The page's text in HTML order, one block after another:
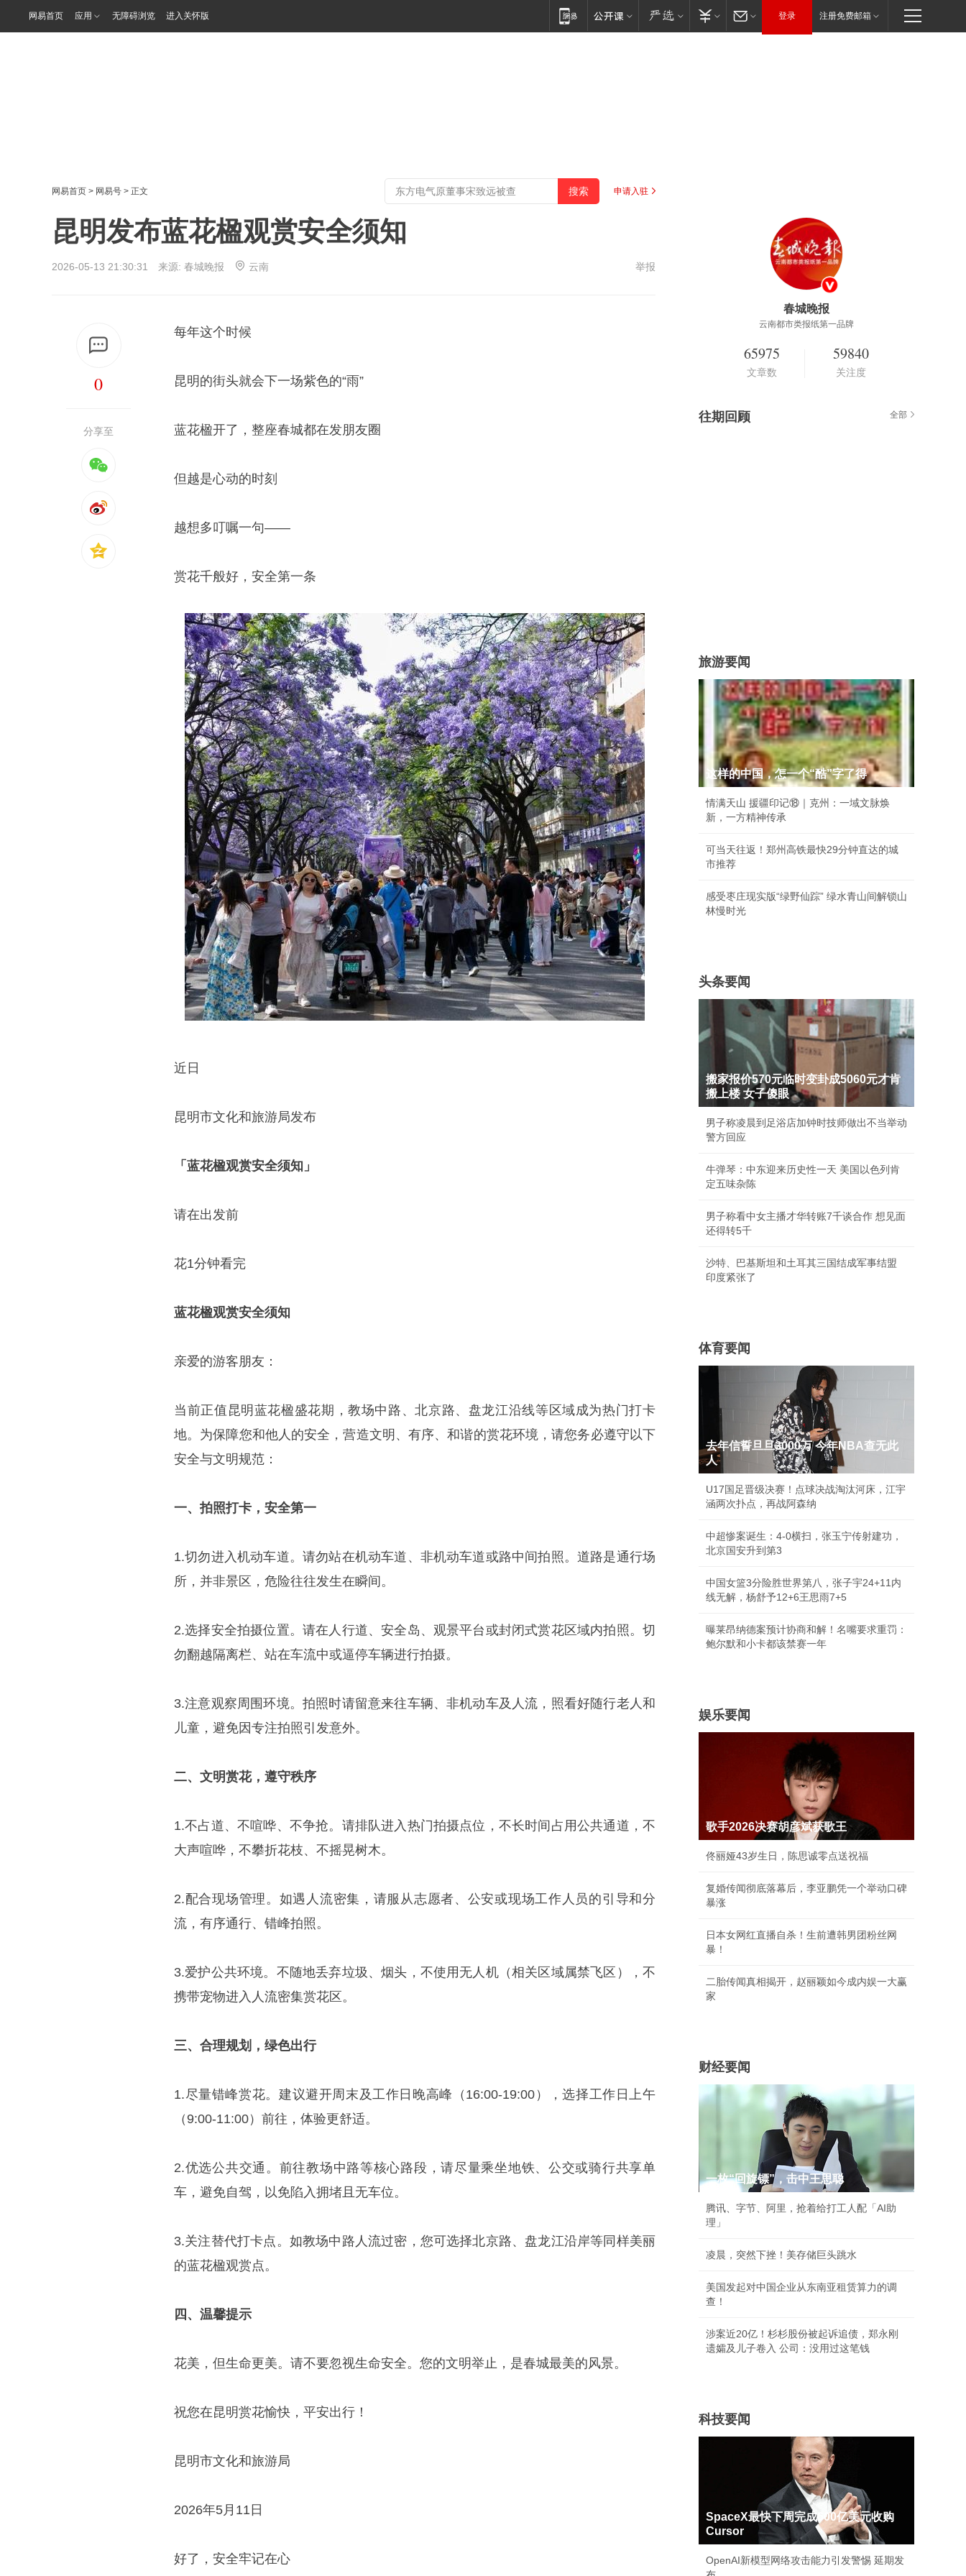
网易首页 应用 无障碍浏览 进入关怀版 登录 注册免费邮箱
网易首页 > 网易号 > 正文 申请入驻
昆明发布蓝花楹观赏安全须知
2026-05-13 21:30:31 来源: 春城晚报 云南 举报
0
分享至
每年这个时候
昆明的街头就会下一场紫色的“雨”
蓝花楹开了，整座春城都在发朋友圈
但越是心动的时刻
越想多叮嘱一句——
赏花千般好，安全第一条
近日
昆明市文化和旅游局发布
「蓝花楹观赏安全须知」
请在出发前
花1分钟看完
蓝花楹观赏安全须知
亲爱的游客朋友：
当前正值昆明蓝花楹盛花期，教场中路、北京路、盘龙江沿线等区域成为热门打卡
地。为保障您和他人的安全，营造文明、有序、和谐的赏花环境，请您务必遵守以下
安全与文明规范：
一、拍照打卡，安全第一
1.切勿进入机动车道。请勿站在机动车道、非机动车道或路中间拍照。道路是通行场
所，并非景区，危险往往发生在瞬间。
2.选择安全拍摄位置。请在人行道、安全岛、观景平台或封闭式赏花区域内拍照。切
勿翻越隔离栏、站在车流中或逼停车辆进行拍摄。
3.注意观察周围环境。拍照时请留意来往车辆、非机动车及人流，照看好随行老人和
儿童，避免因专注拍照引发意外。
二、文明赏花，遵守秩序
1.不占道、不喧哗、不争抢。请排队进入热门拍摄点位，不长时间占用公共通道，不
大声喧哗，不攀折花枝、不摇晃树木。
2.配合现场管理。如遇人流密集，请服从志愿者、公安或现场工作人员的引导和分
流，有序通行、错峰拍照。
3.爱护公共环境。不随地丢弃垃圾、烟头，不使用无人机（相关区域属禁飞区），不
携带宠物进入人流密集赏花区。
三、合理规划，绿色出行
1.尽量错峰赏花。建议避开周末及工作日晚高峰（16:00-19:00），选择工作日上午
（9:00-11:00）前往，体验更舒适。
2.优选公共交通。前往教场中路等核心路段，请尽量乘坐地铁、公交或骑行共享单
车，避免自驾，以免陷入拥堵且无车位。
3.关注替代打卡点。如教场中路人流过密，您可选择北京路、盘龙江沿岸等同样美丽
的蓝花楹观赏点。
四、温馨提示
花美，但生命更美。请不要忽视生命安全。您的文明举止，是春城最美的风景。
祝您在昆明赏花愉快，平安出行！
昆明市文化和旅游局
2026年5月11日
好了，安全牢记在心
春城晚报
云南都市类报纸第一品牌
65975
文章数
59840
关注度
往期回顾 全部
旅游要闻
这样的中国，怎一个“酷”字了得
情满天山 援疆印记⑱｜克州：一域文脉焕
新，一方精神传承
可当天往返！郑州高铁最快29分钟直达的城
市推荐
感受枣庄现实版“绿野仙踪” 绿水青山间解锁山
林慢时光
头条要闻
搬家报价570元临时变卦成5060元才肯
搬上楼 女子傻眼
男子称凌晨到足浴店加钟时技师做出不当举动
警方回应
牛弹琴：中东迎来历史性一天 美国以色列肯
定五味杂陈
男子称看中女主播才华转账7千谈合作 想见面
还得转5千
沙特、巴基斯坦和土耳其三国结成军事结盟
印度紧张了
体育要闻
去年信誓旦旦3000万 今年NBA查无此
人
U17国足晋级决赛！点球决战淘汰河床，江宇
涵两次扑点，再战阿森纳
中超惨案诞生：4-0横扫，张玉宁传射建功，
北京国安升到第3
中国女篮3分险胜世界第八，张子宇24+11内
线无解，杨舒予12+6王思雨7+5
曝莱昂纳德案预计协商和解！名嘴要求重罚：
鲍尔默和小卡都该禁赛一年
娱乐要闻
歌手2026决赛胡彦斌获歌王
佟丽娅43岁生日，陈思诚零点送祝福
复婚传闻彻底落幕后，李亚鹏凭一个举动口碑
暴涨
日本女网红直播自杀！生前遭韩男团粉丝网
暴！
二胎传闻真相揭开，赵丽颖如今成内娱一大赢
家
财经要闻
一枚“回旋镖”，击中王思聪
腾讯、字节、阿里，抢着给打工人配「AI助
理」
凌晨，突然下挫！美存储巨头跳水
美国发起对中国企业从东南亚租赁算力的调
查！
涉案近20亿！杉杉股份被起诉追债，郑永刚
遗孀及儿子卷入 公司：没用过这笔钱
科技要闻
SpaceX最快下周完成600亿美元收购
Cursor
OpenAI新模型网络攻击能力引发警惕 延期发